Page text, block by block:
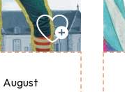
August